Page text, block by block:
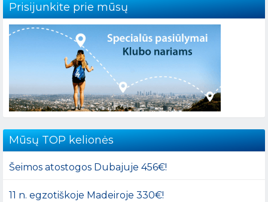
Prisijunkite prie mūsų
Mūsų TOP kelionės
Šeimos atostogos Dubajuje 456€!
11 n. egzotiškoje Madeiroje 330€!